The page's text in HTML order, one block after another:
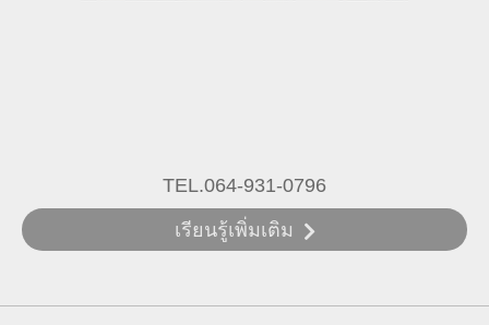
TEL.064-931-0796
เรียนรู้เพิ่มเติม